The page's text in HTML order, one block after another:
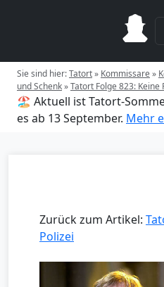
Sie sind hier:Tatort» Kommissare»
und Schenk»Tatort Folge 823: Keine
🏖️ Aktuell ist Tatort-
es ab 13 September. Mehr
Zurück zum Artikel:
Polizei